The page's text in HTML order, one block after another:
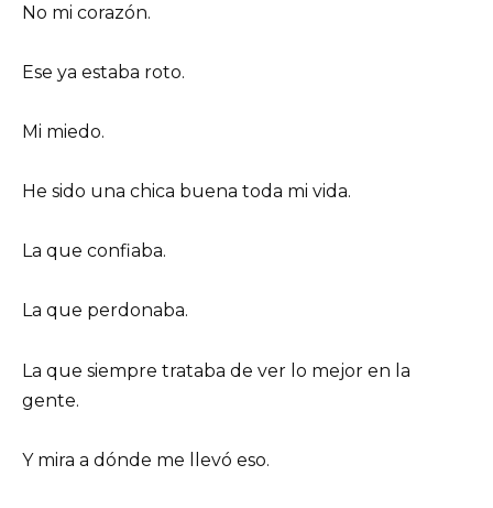
No mi corazón.
Ese ya estaba roto.
Mi miedo.
He sido una chica buena toda mi vida.
La que confiaba.
La que perdonaba.
La que siempre trataba de ver lo mejor en la
gente.
Y mira a dónde me llevó eso.